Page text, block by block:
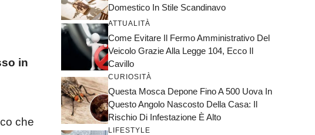
in
che
Domestico In Stile Scandinavo
ATTUALITÀ
Come Evitare Il Fermo Amministrativo Del
Veicolo Grazie Alla Legge 104, Ecco Il
Cavillo
CURIOSITÀ
Questa Mosca Depone Fino A 500 Uova In
Questo Angolo Nascosto Della Casa: Il
Rischio Di Infestazione È Alto
LIFESTYLE